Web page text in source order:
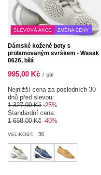
SLEVOVÁ AKCE ZMĚNA CENY
Dámské kožené boty s
prolamovaným svrškem - Wasak
0626, bílá
995,00 Kč / pár
Nejnižší cena za posledních 30
dnů před slevou:
1 327,00 Kč -25%
Standardní cena:
1 658,00 Kč -40%
VELIKOST: 36